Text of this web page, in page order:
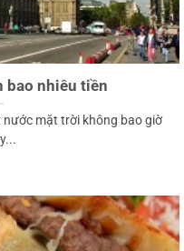
bao nhiêu tiền
mặt trời không bao giờ